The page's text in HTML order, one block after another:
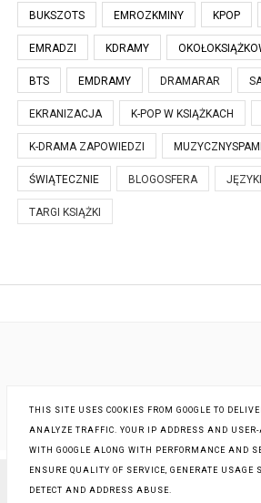
BUKSZOTS EMROZKMINY KPOP
EMRADZI KDRAMY
BTS EMDRAMY DRAMARAR
EKRANIZACJA K-POP W KSIĄŻKACH
K-DRAMA ZAPOWIEDZI
ŚWIĄTECZNIE BLOGOSFERA
TARGI KSIĄŻKI
COPYRIGHT ©
THIS SITE USES COOKIES FROM GOOGLE TO
ANALYZE TRAFFIC. YOUR IP ADDRESS AND
WITH GOOGLE ALONG WITH PERFORMANCE AND
ENSURE QUALITY OF SERVICE, GENERATE USAGE
DETECT AND ADDRESS ABUSE.